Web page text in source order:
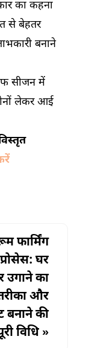
का कहना
से बेहतर
बनाने
सीजन में
लेकर आई
फार्मिंग
घर
उगाने का
और
बनाने की
विधि »